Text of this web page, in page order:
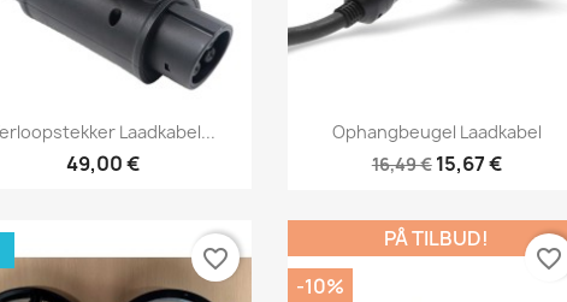
Vis herLaadkabel...
49,00 €
Vis her
Ophangbeugel Laadkabel
16,49 € 15,67 €
favorite_border
PÅ TILBUD!
-10%
favorite_border